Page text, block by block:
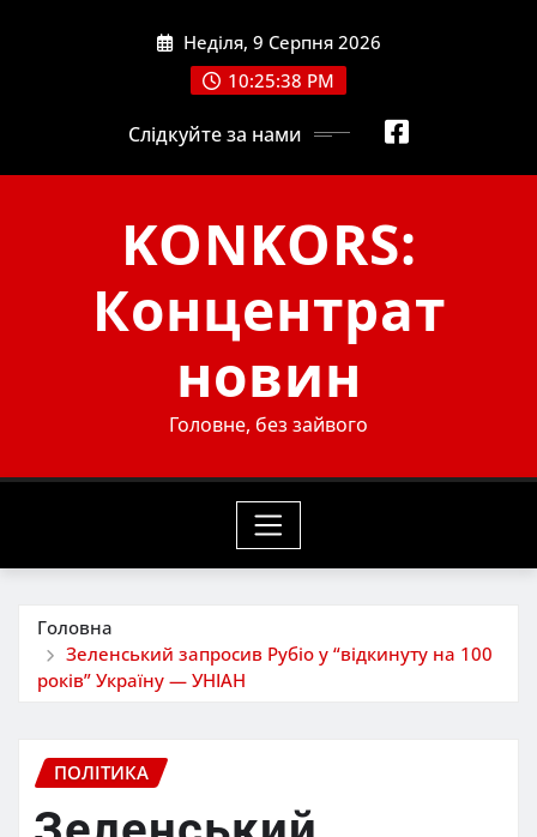
Неділя, 9 Серпня 2026
10:25:39 PM
Слідкуйте за нами
KONKORS:
Концентрат
новин
Головне, без зайвого
Головна
Зеленський запросив Рубіо у “відкинуту на 100
років” Україну — УНІАН
ПОЛІТИКА